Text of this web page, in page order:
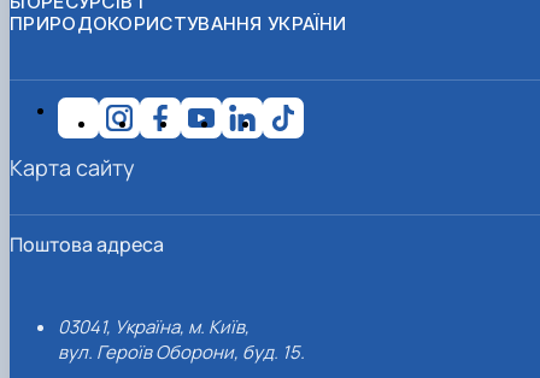
ПРИРОДОКОРИСТУВАННЯ УКРАЇНИ
Поштова адреса
03041, Україна, м. Київ,
вул. Героїв Оборони, буд. 15.
Карта сайту